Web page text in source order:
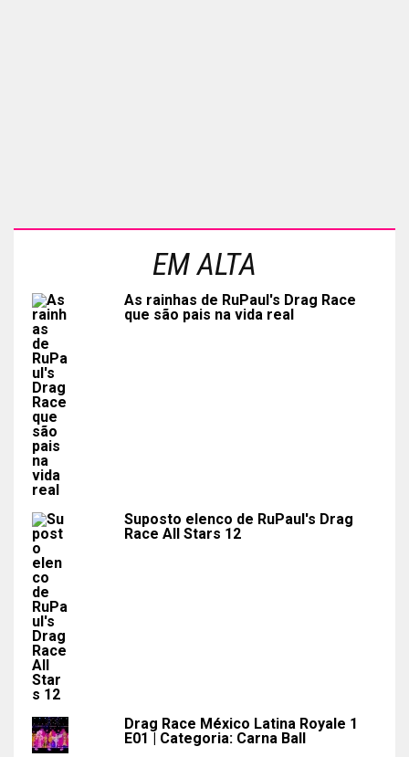
EM ALTA
As rainhas de RuPaul's Drag Race
que são pais na vida real
Suposto elenco de RuPaul's Drag
Race All Stars 12
Drag Race México Latina Royale 1
E01 | Categoria: Carna Ball